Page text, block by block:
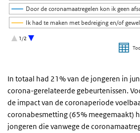
Door de coronamaatregelen kon ik geen
Ik had te maken met bedreiging en/of
Ik heb een belangrijke gebeurtenis/
1/2
In totaal had 21% van de jongeren in
corona-gerelateerde gebeurtenissen.
de impact van de coronaperiode
coronabesmetting (65% meegemaakt)
jongeren die vanwege de